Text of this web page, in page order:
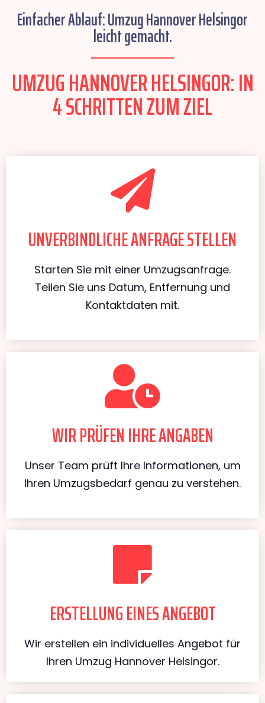
Einfacher Ablauf: Umzug Hannover Helsingor
leicht gemacht.
UMZUG HANNOVER HELSINGOR: IN
4 SCHRITTEN ZUM ZIEL
UNVERBINDLICHE ANFRAGE STELLEN
Starten Sie mit einer Umzugsanfrage.
Teilen Sie uns Datum, Entfernung und
Kontaktdaten mit.
WIR PRÜFEN IHRE ANGABEN
Unser Team prüft Ihre Informationen, um
Ihren Umzugsbedarf genau zu verstehen.
ERSTELLUNG EINES ANGEBOT
Wir erstellen ein individuelles Angebot für
Ihren Umzug Hannover Helsingor.